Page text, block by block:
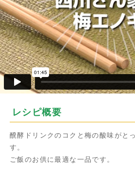
レシピ概要
醗酵ドリンクのコクと梅の酸味がと
す。
ご飯のお供に最適な一品です。